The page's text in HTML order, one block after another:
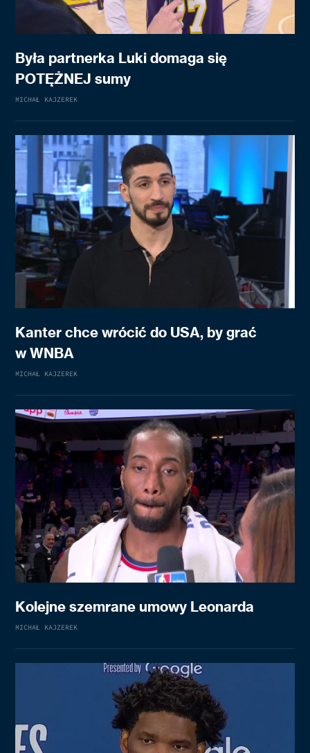
Była partnerka Luki domaga się
POTĘŻNEJ sumy
MICHAŁ KAJZEREK
Kanter chce wrócić do USA, by grać
w WNBA
MICHAŁ KAJZEREK
Kolejne szemrane umowy Leonarda
MICHAŁ KAJZEREK